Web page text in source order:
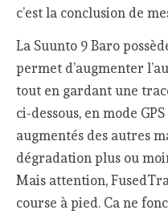
c’est la conclusion de
La Suunto 9 Baro
permet d’augmenter
tout en gardant une
ci-dessous, en mode
augmentés des autres
dégradation plus ou
Mais attention,
course à pied. Ca ne